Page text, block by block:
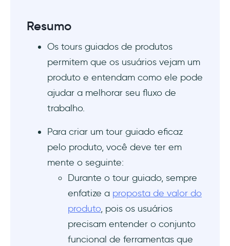
Indicadores de progresso
Pesquisas in-app
Exemplos e boas práticas de tours guiados
Adicione botões de avançar/voltar
Adicione opções de saída
Use elementos interativos
Personalize a experiência
As melhores ferramentas de tours guiados
Resumo
Os tours guiados de produtos
permitem que os usuários vejam um
produto e entendam como ele pode
ajudar a melhorar seu fluxo de
trabalho.
Para criar um tour guiado eficaz
pelo produto, você deve ter em
mente o seguinte:
Durante o tour guiado, sempre
enfatize a proposta de valor do
produto, pois os usuários
precisam entender o conjunto
funcional de ferramentas que